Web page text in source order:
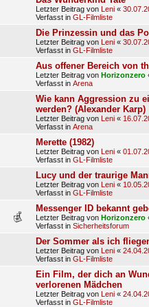
Letzter Beitrag von Leni «
Verfasst in GL-Filmliste
Die Prinzessin und das
Letzter Beitrag von Leni «
Verfasst in GL-Filmliste
Aus offener Bereich von
Letzter Beitrag von Horizonzero
Verfasst in Arena
Wie kann Aggression zu
werden? (Alexander Karp)
Letzter Beitrag von Leni «
Verfasst in Arena
Merette (1982)
Letzter Beitrag von Leni «
Verfasst in GL-Filmliste
Lucy und der traurige
Letzter Beitrag von Leni «
Verfasst in GL-Filmliste
Messenger ID bekannt
Letzter Beitrag von Horizonzero
Verfasst in Sicherheitsforum
Der Sommer als ich
Letzter Beitrag von Leni «
Verfasst in GL-Filmliste
Ein Film, der dich an
verlorenen Mädchen
Letzter Beitrag von Leni «
Verfasst in GL-Filmliste